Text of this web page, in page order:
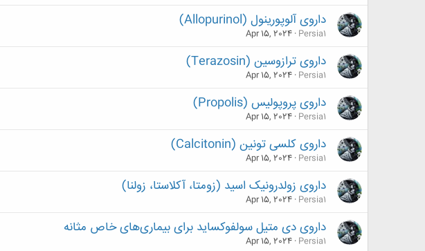
داروی آلوپورینول (Allopurinol)
Persia1
Apr 15, 2024
داروی ترازوسین (Terazosin)
Persia1
Apr 15, 2024
داروی پروپولیس (Propolis)
Persia1
Apr 15, 2024
داروی کلسی تونین (Calcitonin)
Persia1
Apr 15, 2024
داروی زولدرونیک اسید (زومتا، آکلاستا، زولنا)
Persia1
Apr 15, 2024
داروی دی متیل سولفوکساید برای بیماری‌های خاص مثانه
Persia1
Apr 15, 2024